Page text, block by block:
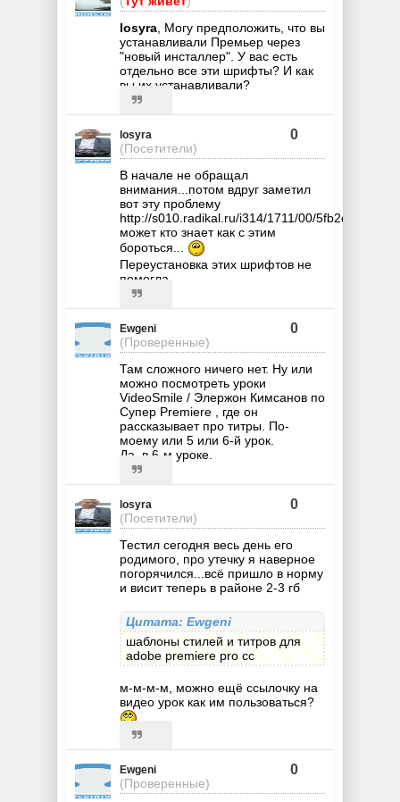
losyra , Могу предположить, что вы
устанавливали Премьер через
"новый инсталлер". У вас есть
отдельно все эти шрифты? И как
вы их устанавливали?
losyra
(Посетители)
0
В начале не обращал
внимания...потом вдруг заметил
вот эту проблему
http://s010.radikal.ru/i314/1711/00/
может кто знает как с этим
бороться...
Переустановка этих шрифтов не
помогла
Ewgeni
(Проверенные)
0
Там сложного ничего нет. Ну или
можно посмотреть уроки
VideoSmile / Элержон Кимсанов по
Супер Premiere , где он
рассказывает про титры. По-
моему или 5 или 6-й урок.
Да, в 6-м уроке.
losyra
(Посетители)
0
Тестил сегодня весь день его
родимого, про утечку я наверное
погорячился...всё пришло в норму
и висит теперь в районе 2-3 гб
Цитата: Ewgeni
шаблоны стилей и титров для
adobe premiere pro cc
м-м-м-м, можно ещё ссылочку на
видео урок как им пользоваться?
Ewgeni
(Проверенные)
0